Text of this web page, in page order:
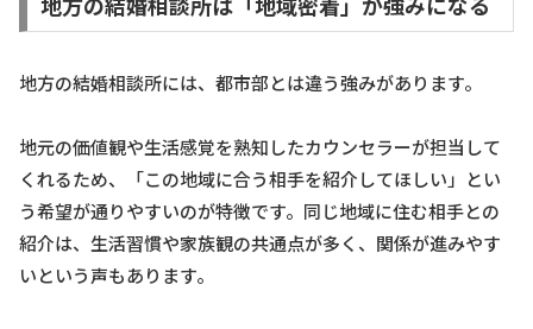
地方の結婚相談所には、都市部とは違う強みがあります。
地元の価値観や生活感覚を熟知したカウンセラーが担当して
くれるため、「この地域に合う相手を紹介してほしい」とい
う希望が通りやすいのが特徴です。同じ地域に住む相手との
紹介は、生活習慣や家族観の共通点が多く、関係が進みやす
いという声もあります。